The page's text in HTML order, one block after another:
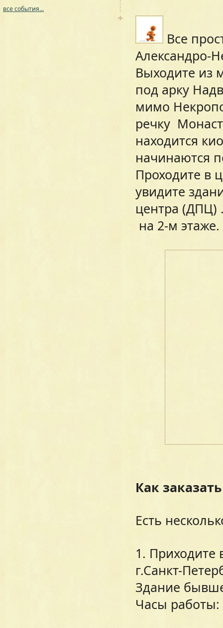
все события...
Все
Александро-
Выходите из
под арку
мимо
речку
находится
начинаются
Проходите в
увидите
центра (ДПЦ)
на 2-м этаже.
Как
Есть
1. Приходите
г.Санкт-
Здание
Часы работы: